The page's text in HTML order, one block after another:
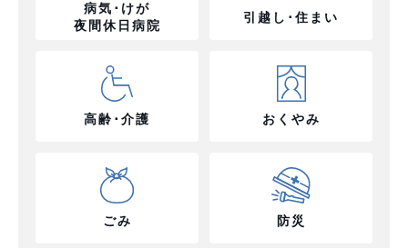
病気･けが
夜間休日病院
引越し･住まい
高齢･介護 おくやみ
ごみ 防災